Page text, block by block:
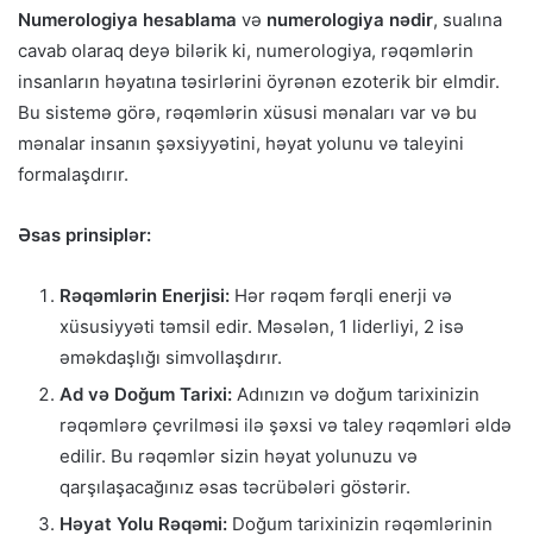
Numerologiya hesablama və numerologiya nədir, sualına
cavab olaraq deyə bilərik ki, numerologiya, rəqəmlərin
insanların həyatına təsirlərini öyrənən ezoterik bir elmdir.
Bu sistemə görə, rəqəmlərin xüsusi mənaları var və bu
mənalar insanın şəxsiyyətini, həyat yolunu və taleyini
formalaşdırır.
Əsas prinsiplər:
Rəqəmlərin Enerjisi: Hər rəqəm fərqli enerji və
xüsusiyyəti təmsil edir. Məsələn, 1 liderliyi, 2 isə
əməkdaşlığı simvollaşdırır.
Ad və Doğum Tarixi: Adınızın və doğum tarixinizin
rəqəmlərə çevrilməsi ilə şəxsi və taley rəqəmləri əldə
edilir. Bu rəqəmlər sizin həyat yolunuzu və
qarşılaşacağınız əsas təcrübələri göstərir.
Həyat Yolu Rəqəmi: Doğum tarixinizin rəqəmlərinin